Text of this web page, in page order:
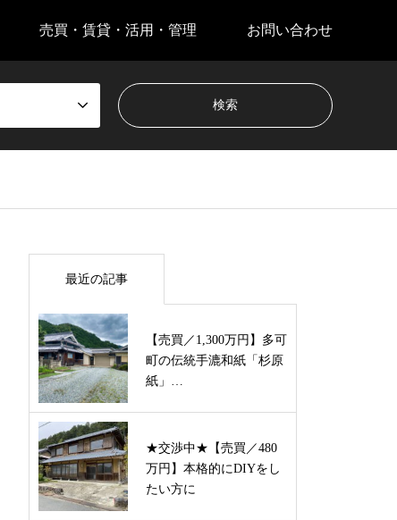
売買・賃貸・活用・管理 お問い合わせ
最近の記事
【売買／1,300万円】多可
町の伝統手漉和紙「杉原
紙」…
★交渉中★【売買／480
万円】本格的にDIYをし
たい方に